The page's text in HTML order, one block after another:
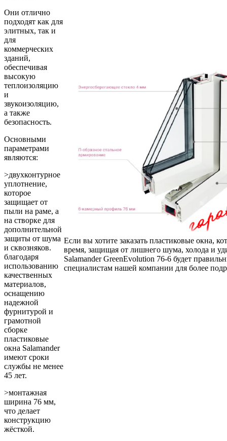
Они отлично
подходят как для
элитных, так и
для
коммерческих
зданий,
обеспечивая
высокую
теплоизоляцию
и
звукоизоляцию,
а также
безопасность.
Основными
параметрами
являются:
>двухконтурное
уплотнение,
которое
защищает от
пыли на раме, а
на створке для
дополнительной
защиты от шума
и сквозняков.
благодаря
использованию
качественных
материалов,
оснащению
надежной
фурнитурой и
грамотной
сборке
пластиковые
окна Salamander
имеют сроки
службы не менее
45 лет.
>монтажная
ширина 76 мм,
что делает
конструкцию
жёсткой.
Если вы хотите заказать пластиковые окна,
время, защищая от лишнего шума, холода и
Salamander GreenEvolution 76-6 будет
специалистам нашей компании для более